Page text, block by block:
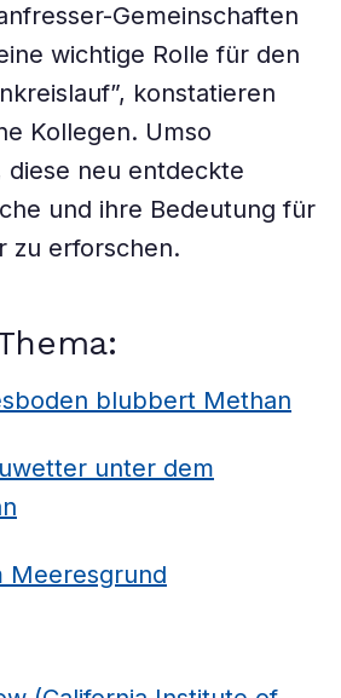
Gemeinschaften
wichtige Rolle für den
konstatieren
Kollegen. Umso
diese neu entdeckte
und ihre Bedeutung für
zu erforschen.
blubbert Methan
unter dem
Meeresgrund